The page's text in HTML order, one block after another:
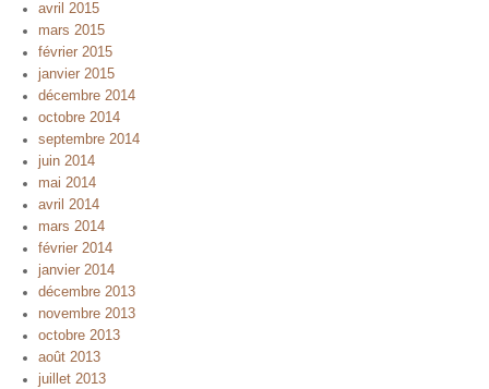
avril 2015
mars 2015
février 2015
janvier 2015
décembre 2014
octobre 2014
septembre 2014
juin 2014
mai 2014
avril 2014
mars 2014
février 2014
janvier 2014
décembre 2013
novembre 2013
octobre 2013
août 2013
juillet 2013